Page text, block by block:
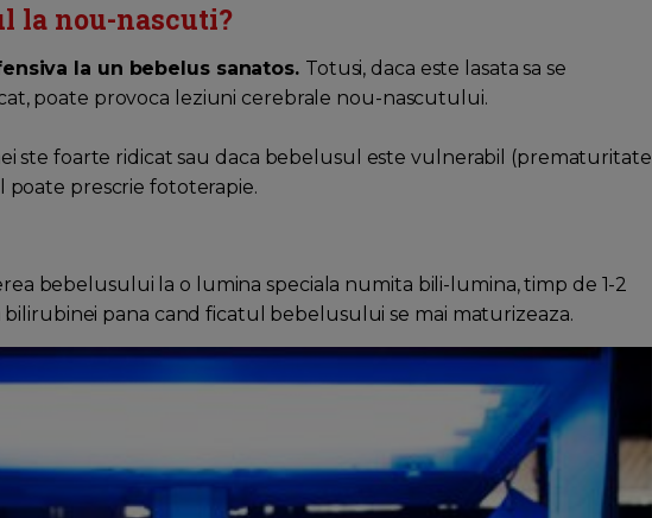
la nou-nascuti?
la un bebelus sanatos. Totusi, daca este lasata sa se
poate provoca leziuni cerebrale nou-nascutului.
ste foarte ridicat sau daca bebelusul este vulnerabil (prematuritate
poate prescrie fototerapie.
bebelusului la o lumina speciala numita bili-lumina, timp de 1-2
pana cand ficatul bebelusului se mai maturizeaza.